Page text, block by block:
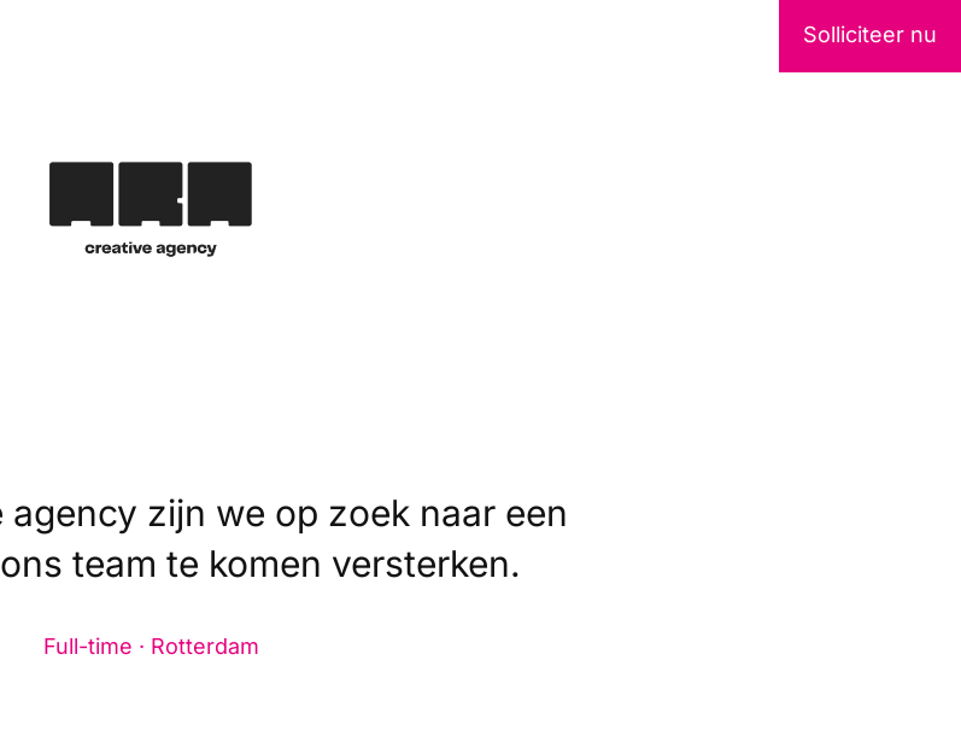
Solliciteer nu
agency zijn we op zoek naar een
team te komen versterken.
Full-time · Rotterdam